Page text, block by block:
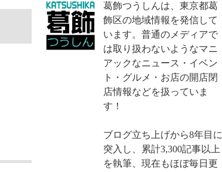
葛飾つうしんは、東京都葛
飾区の地域情報を発信して
います。普通のメディアで
は取り扱わないようなマニ
アックなニュース・イベン
ト・グルメ・お店の開店閉
店情報などを扱っていま
す！
ブログ立ち上げから8年目に
突入し、累計3,300記事以上
を執筆、現在もほぼ毎日更